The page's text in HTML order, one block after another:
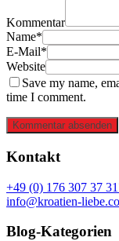
Kommentar
Name*
E-Mail*
Website
Save my name,
time I comment.
Kommentar absenden
Kontakt
+49 (0) 176 307 37
info@kroatien-
Blog-Kategorien